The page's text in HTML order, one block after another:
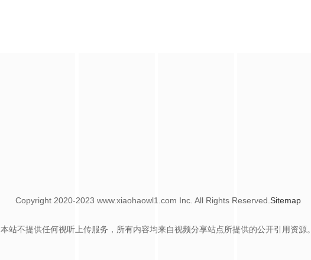
Copyright 2020-2023 www.xiaohaowl1.com Inc. All Rights Reserved. Sitemap
本站不提供任何视听上传服务，所有内容均来自视频分享站点所提供的公开引用资源。